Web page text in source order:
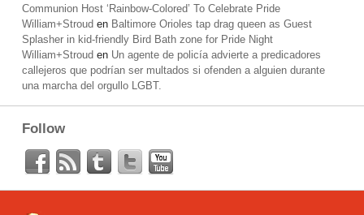
Communion Host ‘Rainbow-Colored’ To Celebrate Pride
William+Stroud en Baltimore Orioles tap drag queen as Guest
Splasher in kid-friendly Bird Bath zone for Pride Night
William+Stroud en Un agente de policía advierte a predicadores
callejeros que podrían ser multados si ofenden a alguien durante
una marcha del orgullo LGBT.
Follow